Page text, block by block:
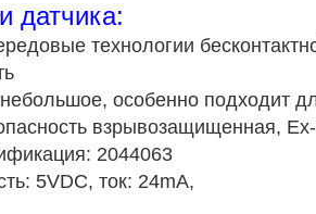
датчика:
технологии
особенно подходит
взрывозащищенная,
2044063
5VDC, ток: 24mA,